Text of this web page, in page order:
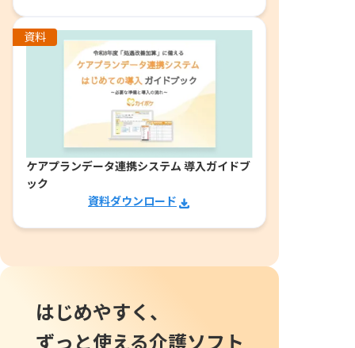
資料
ケアプランデータ連携システム 導入ガイドブ
ック
資料ダウンロード
はじめやすく、
ずっと使える介護ソフト